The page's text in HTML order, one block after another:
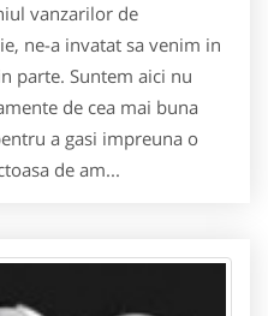
vanzarilor de
ne-a invatat sa venim in
parte. Suntem aici nu
de cea mai buna
a gasi impreuna o
de am...